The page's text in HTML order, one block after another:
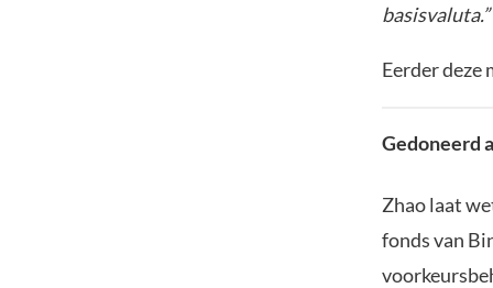
Eerder deze
Gedoneerd
Zhao laat
fonds van